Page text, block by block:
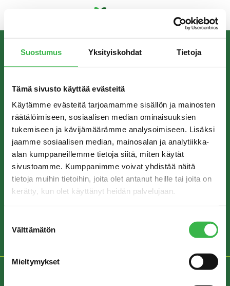
Suostumus Yksityiskohdat Tietoja
Tämä sivusto käyttää evästeitä
Käytämme evästeitä tarjoamamme sisällön ja mainosten
räätälöimiseen, sosiaalisen median ominaisuuksien
tukemiseen ja kävijämäärämme analysoimiseen. Lisäksi
jaamme sosiaalisen median, mainosalan ja analytiikka-
alan kumppaneillemme tietoja siitä, miten käytät
sivustoamme. Kumppanimme voivat yhdistää näitä
tietoja muihin tietoihin, joita olet antanut heille tai joita on
kerätty, kun olet käyttänyt heidän palvelujaan.
valinta
Välttämätön
Mieltymykset
Skip
promotes the production and consumption of organic
food in Finland.
CONTACT
Pro Luomu ry
Hämeentie 31 A
00500 Helsinki
info@proluomu.fi